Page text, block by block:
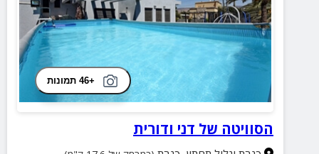
+46 תמונות
הסוויטה של דני ודורית